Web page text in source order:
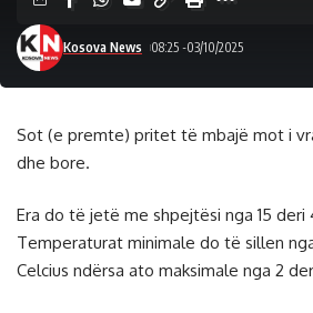
Kosova News 08:25 -03/10/2025
Sot (e premte) pritet të mbajë mot i
dhe bore.
Era do të jetë me shpejtësi nga 15 deri
Temperaturat minimale do të sillen
Celcius ndërsa ato maksimale nga 2